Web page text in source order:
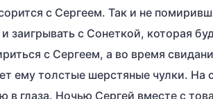
с Сергеем. Так и не
и заигрывать с Сонеткой, которая
с Сергеем, а во время
ему толстые шерстяные чулки. На
в глаза. Ночью Сергей вместе с